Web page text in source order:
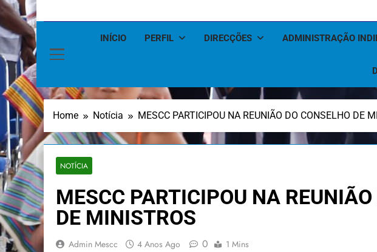
INÍCIO PERFIL DIRECÇÕES ADMINISTRAÇÃO
Home Notícia MESCC PARTICIPOU NA REUNIÃO DO CONSELHO DE
NOTÍCIA
MESCC PARTICIPOU NA
DE MINISTROS
Admin Mescc 4 Anos Ago 0 1 Mins